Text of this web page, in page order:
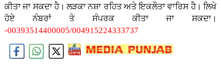
ਕੀਤਾ ਜਾ ਸਕਦਾ ਹੈ। ਲੜਕਾ ਨਸ਼ਾ ਰਹਿਤ ਅਤੇ ਇਕਲੌਤਾ ਵਾਰਿਸ ਹੈ। ਲਿਖੇ
ਹੋਏ ਨੰਬਰਾਂ ਤੇ ਸੰਪਰਕ ਕੀਤਾ ਜਾ ਸਕਦਾ।
-00393514400005/004915224333737